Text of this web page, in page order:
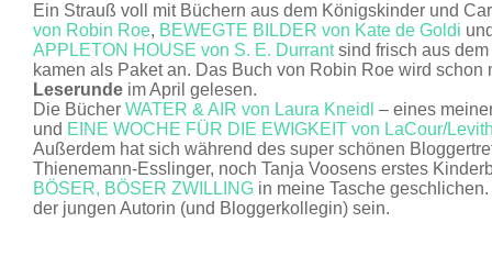
Ein Strauß voll mit Büchern aus dem Königskinder und
von Robin Roe, BEWEGTE BILDER von Kate de Goldi
APPLETON HOUSE von S. E. Durrantsind frisch aus
kamen als Paket an. Das Buch von Robin Roe wird
Leserunde im April gelesen.
Die Bücher WATER & AIR von Laura Kneidl – eines
und EINE WOCHE FÜR DIE EWIGKEIT von LaCour/
Außerdem hat sich während des super schönen
Thienemann-Esslinger, noch Tanja Voosens erstes
BÖSER, BÖSER ZWILLING in meine Tasche
der jungen Autorin (und Bloggerkollegin) sein.